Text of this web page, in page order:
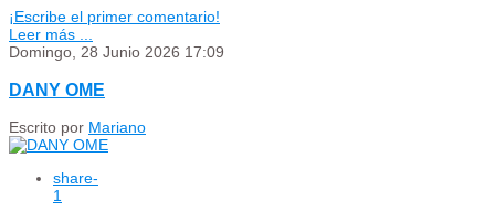
¡Escribe el primer comentario!
Leer más ...
Domingo, 28 Junio 2026 17:09
DANY OME
Escrito por Mariano
share-
1